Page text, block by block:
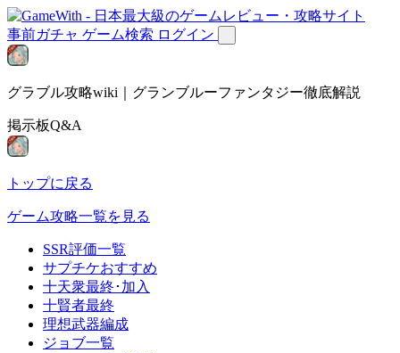
事前ガチャ ゲーム検索 ログイン
グラブル攻略wiki｜グランブルーファンタジー徹底解説
掲示板Q&A
トップに戻る
ゲーム攻略一覧を見る
SSR評価一覧
サプチケおすすめ
十天衆最終･加入
十賢者最終
理想武器編成
ジョブ一覧